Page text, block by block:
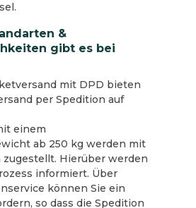
&
gibt es bei
mit DPD bieten
per Spedition auf
einem
ab 250 kg werden mit
Hierüber werden
informiert. Über
können Sie ein
so dass die Spedition